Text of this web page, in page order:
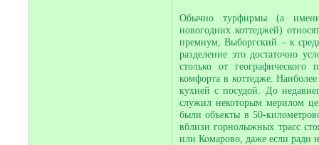
Обычно турфирмы (а
новогодних коттеджей)
премиум, Выборгский – к
разделение это достаточно
столько от
комфорта в коттедже.
кухней с посудой. До
служил некоторым мерилом
были объекты в 50-
вблизи горнолыжных трасс
или Комарово, даже если ради